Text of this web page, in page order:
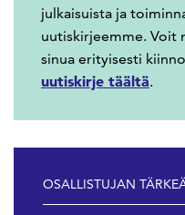
julkaisuista ja
uutiskirjeemme. Voit
sinua erityisesti
uutiskirje täältä.
OSALLISTUJAN